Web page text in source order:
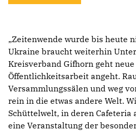
„Zeitenwende wurde bis heute
Ukraine braucht weiterhin
Kreisverband Gifhorn geht neue
Öffentlichkeitsarbeit angeht.
Versammlungssälen und weg
rein in die etwas andere Welt.
Schüttelwelt, in deren Cafeteria
eine Veranstaltung der